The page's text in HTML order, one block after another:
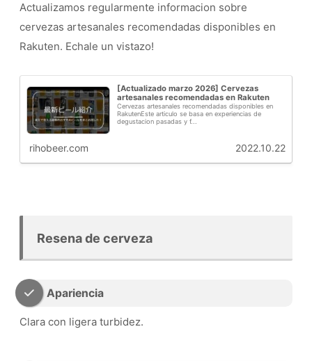
Actualizamos regularmente informacion sobre
cervezas artesanales recomendadas disponibles en
Rakuten. Echale un vistazo!
[Actualizado marzo 2026] Cervezas
artesanales recomendadas en Rakuten
Cervezas artesanales recomendadas disponibles en
RakutenEste articulo se basa en experiencias de
degustacion pasadas y f...
rihobeer.com 2022.10.22
Resena de cerveza
Apariencia
Clara con ligera turbidez.